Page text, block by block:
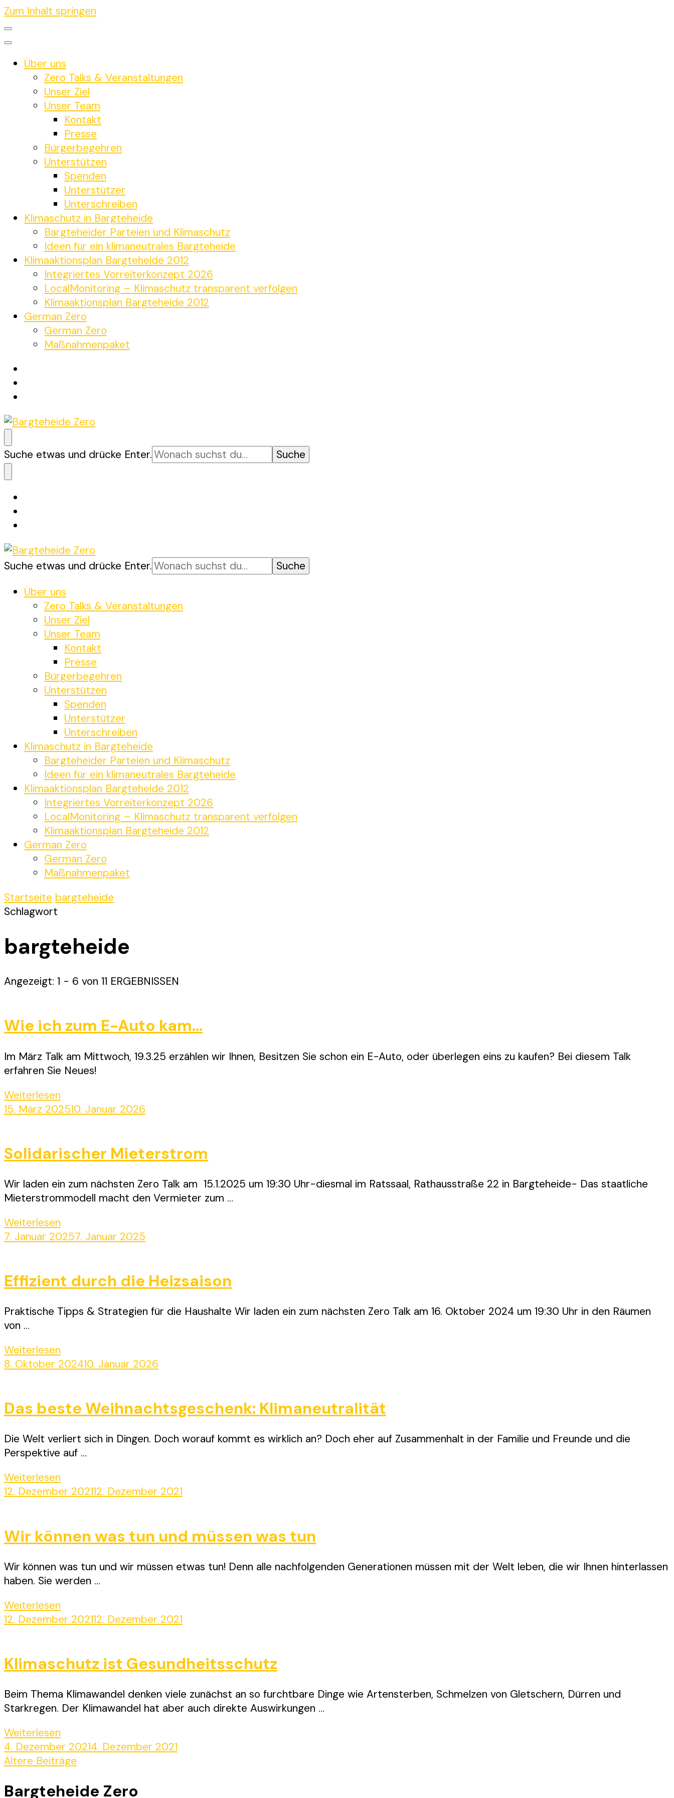
Zum Inhalt springen
Über uns
Zero Talks & Veranstaltungen
Unser Ziel
Unser Team
Kontakt
Presse
Bürgerbegehren
Unterstützen
Spenden
Unterstützer
Unterschreiben
Klimaschutz in Bargteheide
Bargteheider Parteien und Klimaschutz
Ideen für ein klimaneutrales Bargteheide
Klimaaktionsplan Bargteheide 2012
Integriertes Vorreiterkonzept 2026
LocalMonitoring – Klimaschutz transparent verfolgen
Klimaaktionsplan Bargteheide 2012
German Zero
German Zero
Maßnahmenpaket
Bargteheide Zero
Bargteheide bis 2035 Klimaneutral
Suchst
du
nach
etwas?
Suche etwas und drücke Enter.
Bargteheide bis 2035 Klimaneutral
Suchst
nach
etwas?
Suche etwas und drücke Enter.
Über uns
Zero Talks & Veranstaltungen
Unser Ziel
Unser Team
Kontakt
Presse
Bürgerbegehren
Unterstützen
Spenden
Unterstützer
Unterschreiben
Klimaschutz in Bargteheide
Bargteheider Parteien und Klimaschutz
Ideen für ein klimaneutrales Bargteheide
Klimaaktionsplan Bargteheide 2012
Integriertes Vorreiterkonzept 2026
LocalMonitoring – Klimaschutz transparent verfolgen
Klimaaktionsplan Bargteheide 2012
German Zero
German Zero
Maßnahmenpaket
Startseite bargteheide
Schlagwort
bargteheide
Angezeigt: 1 - 6 von 11 ERGEBNISSEN
Wie ich zum E-Auto kam…
Im März Talk am Mittwoch, 19.3.25 erzählen wir Ihnen, Besitzen Sie schon ein E-Auto, oder überlegen eins zu kaufen? Bei diesem Talk
erfahren Sie Neues!
Weiterlesen
15. März 202510. Januar 2026
Solidarischer Mieterstrom
Wir laden ein zum nächsten Zero Talk am 15.1.2025 um 19:30 Uhr-diesmal im Ratssaal, Rathausstraße 22 in Bargteheide- Das staatliche
Mieterstrommodell macht den Vermieter zum …
Weiterlesen
7. Januar 20257. Januar 2025
Effizient durch die Heizsaison
Praktische Tipps & Strategien für die Haushalte Wir laden ein zum nächsten Zero Talk am 16. Oktober 2024 um 19:30 Uhr in den Räumen
von …
Weiterlesen
8. Oktober 202410. Januar 2026
Das beste Weihnachtsgeschenk: Klimaneutralität
Die Welt verliert sich in Dingen. Doch worauf kommt es wirklich an? Doch eher auf Zusammenhalt in der Familie und Freunde und die
Perspektive auf …
Weiterlesen
12. Dezember 202112. Dezember 2021
Wir können was tun und müssen was tun
Wir können was tun und wir müssen etwas tun! Denn alle nachfolgenden Generationen müssen mit der Welt leben, die wir Ihnen hinterlassen
haben. Sie werden …
Weiterlesen
12. Dezember 202112. Dezember 2021
Klimaschutz ist Gesundheitsschutz
Beim Thema Klimawandel denken viele zunächst an so furchtbare Dinge wie Artensterben, Schmelzen von Gletschern, Dürren und
Starkregen. Der Klimawandel hat aber auch direkte Auswirkungen …
Weiterlesen
4. Dezember 20214. Dezember 2021
Beitragsnavigation
Ältere Beiträge
Bargteheide Zero